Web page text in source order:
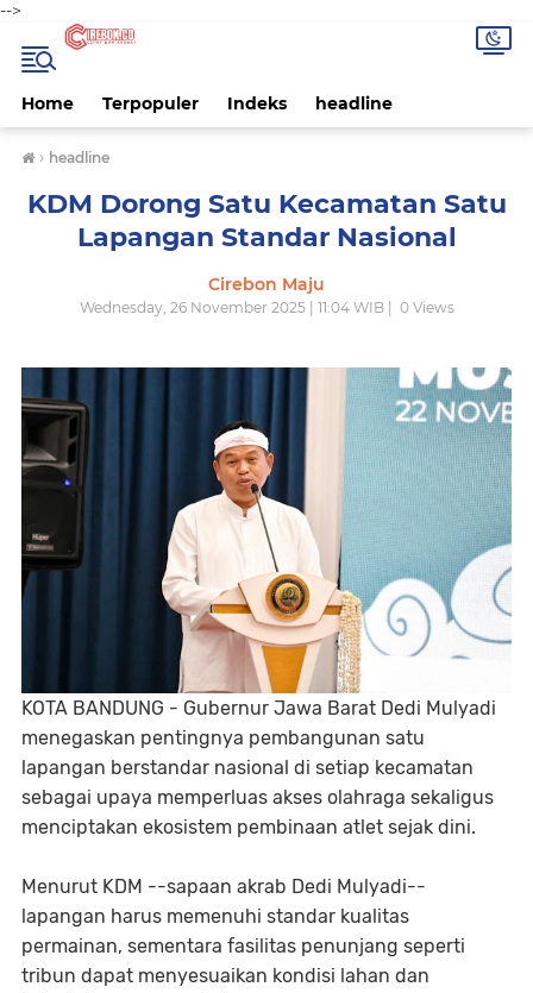
-->
Home Terpopuler Indeks headline
› headline
KDM Dorong Satu Kecamatan Satu
Lapangan Standar Nasional
Cirebon Maju
Wednesday, 26 November 2025 | 11:04 WIB | 0Views
KOTA BANDUNG - Gubernur Jawa Barat Dedi Mulyadi
menegaskan pentingnya pembangunan satu
lapangan berstandar nasional di setiap kecamatan
sebagai upaya memperluas akses olahraga sekaligus
menciptakan ekosistem pembinaan atlet sejak dini.
Menurut KDM --sapaan akrab Dedi Mulyadi--
lapangan harus memenuhi standar kualitas
permainan, sementara fasilitas penunjang seperti
tribun dapat menyesuaikan kondisi lahan dan